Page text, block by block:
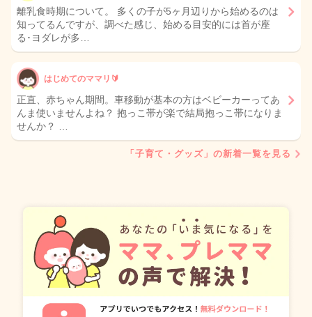
離乳食時期について。 多くの子が5ヶ月辺りから始めるのは
知ってるんですが、調べた感じ、始める目安的には首が座
る･ヨダレが多…
はじめてのママリ🔰
正直、赤ちゃん期間。車移動が基本の方はベビーカーってあ
んま使いませんよね？ 抱っこ帯が楽で結局抱っこ帯になりま
せんか？ …
「子育て・グッズ」の新着一覧を見る